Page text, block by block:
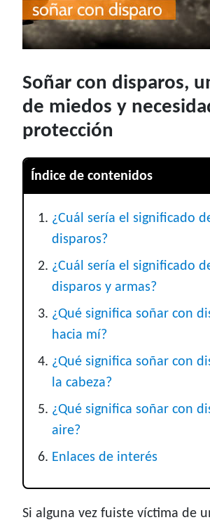
Soñar con disparos,
de miedos y
protección
Índice de contenidos
¿Cuál sería el significado
disparos?
¿Cuál sería el significado
disparos y armas?
¿Qué significa soñar con
hacia mí?
¿Qué significa soñar con
la cabeza?
¿Qué significa soñar con
aire?
Enlaces de interés
Si alguna vez fuiste víctima de